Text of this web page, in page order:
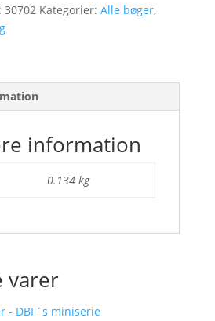
30702 Kategorier: Alle bøger,
information
0.134 kg
varer